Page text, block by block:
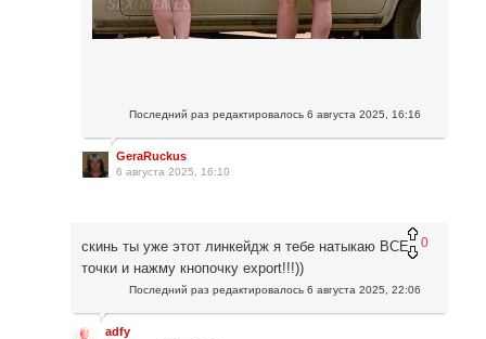
Последний раз редактировалось 6 августа 2025, 16:16
GeraRuckus
6 августа 2025, 16:10
0
скинь ты уже этот линкейдж я тебе натыкаю ВСЕ
точки и нажму кнопочку export!!!))
Последний раз редактировалось 6 августа 2025, 22:06
adfy